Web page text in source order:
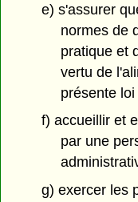
e) s'assurer
normes de
pratique et
vertu de
présente
f) accueillir et
par une
g) exercer les